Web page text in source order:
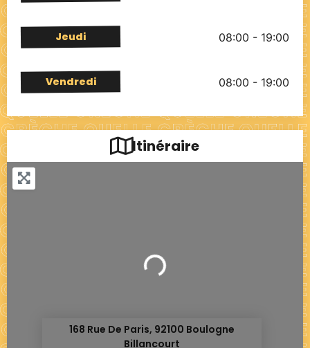
Jeudi 08:00 - 19:00
Vendredi 08:00 - 19:00
Itinéraire
Chargement...
168 Rue De Paris, 92100 Boulogne
Billancourt